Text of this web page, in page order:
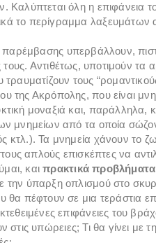
Καλύπτεται όλη η επιφάνεια
το περίγραμμα λαξευμάτων
παρέμβασης υπερβάλλουν,
Αντιθέτως, υποτιμούν τα
τους
της Ακρόπολης, που είναι
μοναξιά και,
μνημείων από τα οποία
Τα μνημεία χάνουν το
απλούς επισκέπτες να
καιπρακτικά
ύπαρξη οπλισμού στο
πέφτουν σε μια τεράστια
επιφάνειες του
υπώρειες; Τι θα γίνει με